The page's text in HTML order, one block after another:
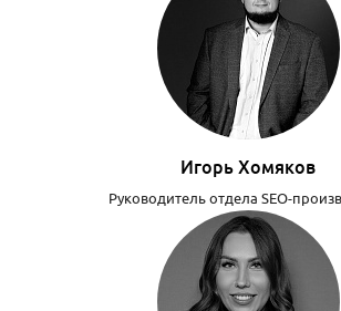
Игорь Хомяков
Руководитель отдела SEO-